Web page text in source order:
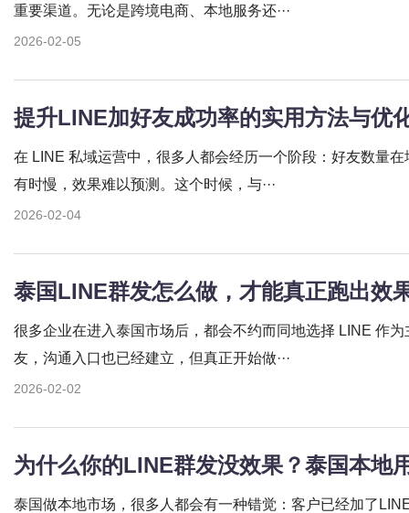
重要渠道。无论是跨境电商、本地服务还···
2026-02-05
提升LINE加好友成功率的实用方法与优
在 LINE 私域运营中，很多人都会经历一个阶段：好友数量
有时慢，效果难以预测。这个时候，与···
2026-02-04
泰国LINE群发怎么做，才能真正跑出效
很多企业在进入泰国市场后，都会不约而同地选择 LINE 作
友，沟通入口也已经建立，但真正开始做···
2026-02-02
为什么你的LINE群发没效果？泰国本地
泰国做本地市场，很多人都会有一种错觉：客户已经加了